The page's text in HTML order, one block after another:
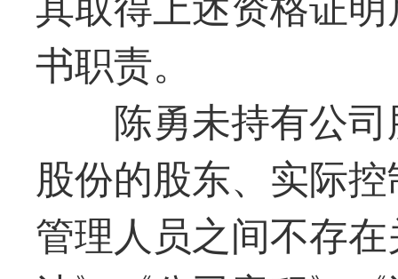
书职责。
陈勇未持有公
股份的股东、实际
管理人员之间不存